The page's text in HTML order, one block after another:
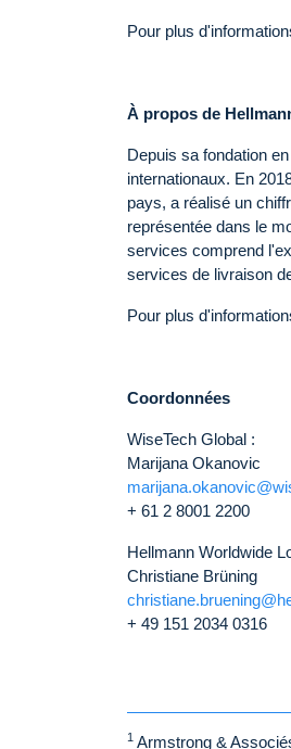
Pour plus
À propos de
Depuis sa fondation
internationaux. En
pays, a réalisé un
représentée dans le
services comprend
services de livraison
Pour plus
Coordonnées
WiseTech Global :
Marijana Okanovic
+ 61 2 8001 2200
Hellmann Worldwide
Christiane Brüning
+ 49 151 2034 0316
1 Armstrong &